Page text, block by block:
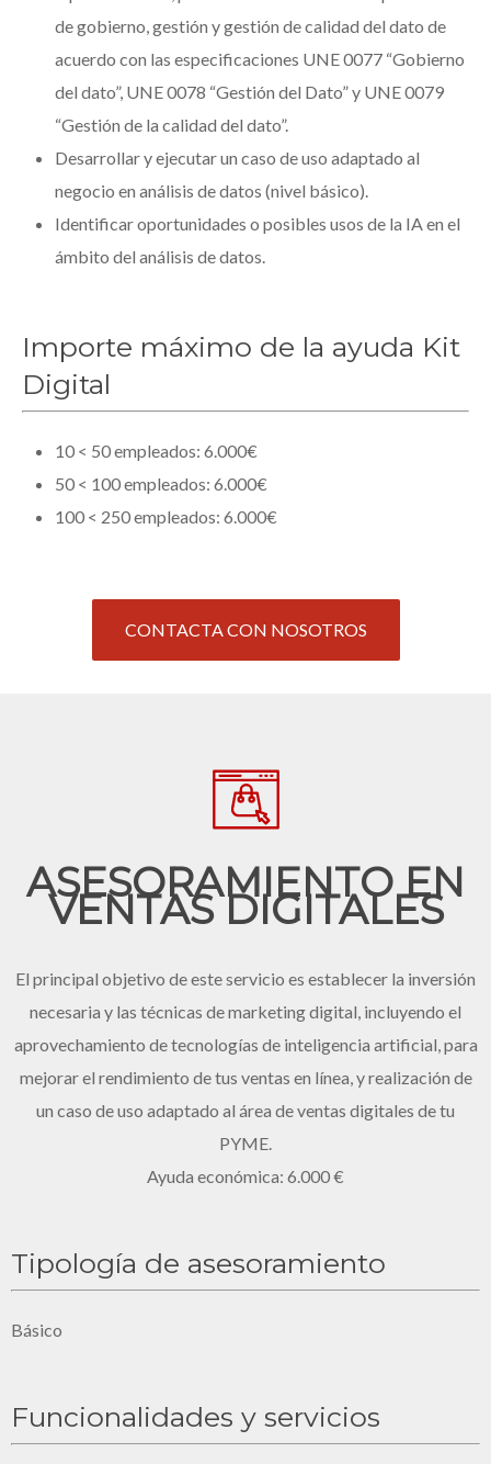
de gobierno, gestión y gestión de calidad del dato de
acuerdo con las especificaciones UNE 0077 “Gobierno
del dato”, UNE 0078 “Gestión del Dato” y UNE 0079
“Gestión de la calidad del dato”.
Desarrollar y ejecutar un caso de uso adaptado al
negocio en análisis de datos (nivel básico).
Identificar oportunidades o posibles usos de la IA en el
ámbito del análisis de datos.
Importe máximo de la ayuda Kit
Digital
10 < 50 empleados: 6.000€
50 < 100 empleados: 6.000€
100 < 250 empleados: 6.000€
CONTACTA CON NOSOTROS
ASESORAMIENTO EN
VENTAS DIGITALES
El principal objetivo de este servicio es establecer la inversión
necesaria y las técnicas de marketing digital, incluyendo el
aprovechamiento de tecnologías de inteligencia artificial, para
mejorar el rendimiento de tus ventas en línea, y realización de
un caso de uso adaptado al área de ventas digitales de tu
PYME.
Ayuda económica: 6.000 €
Tipología de asesoramiento
Básico
Funcionalidades y servicios